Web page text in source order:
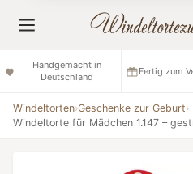
Handgemacht in
Deutschland
Fertig zum
Windeltorten›Geschenke zur Geburt›
Windeltorte für Mädchen 1.147 –